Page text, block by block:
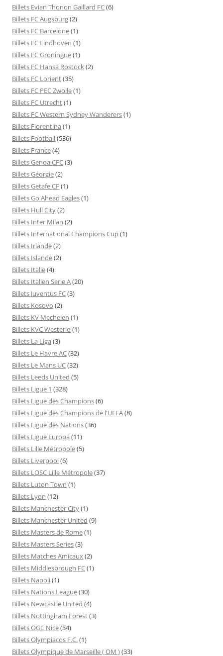
Billets Evian Thonon Gaillard FC(6)
Billets FC Augsburg(2)
Billets FC Barcelone(1)
Billets FC Eindhoven (1)
Billets FC Groningue(1)
Billets FC Hansa Rostock(2)
Billets FC Lorient(35)
Billets FC PEC Zwolle(1)
Billets FC Utrecht(1)
Billets FC Western Sydney Wanderers(1)
Billets Fiorentina (1)
Billets Football(536)
Billets France(4)
Billets Genoa CFC(3)
Billets Géorgie(2)
Billets Getafe CF(1)
Billets Go Ahead Eagles(1)
Billets Hull City(2)
Billets Inter Milan (2)
Billets International Champions Cup(1)
Billets Irlande(2)
Billets Islande(2)
Billets Italie(4)
Billets Italien Serie A(20)
Billets Juventus FC(3)
Billets Kosovo (2)
Billets KV Mechelen (1)
Billets KVC Westerlo (1)
Billets La Liga (3)
Billets Le Havre AC(32)
Billets Le Mans UC(32)
Billets Leeds United (5)
Billets Ligue 1 (328)
Billets Ligue des Champions(6)
Billets Ligue des Champions de l'UEFA(8)
Billets Ligue des Nations(36)
Billets Ligue Europa (11)
Billets Lille Métropole(5)
Billets Liverpool(6)
Billets LOSC Lille Métropole(37)
Billets Luton Town (1)
Billets Lyon (12)
Billets Manchester City(1)
Billets Manchester United (9)
Billets Masters de Rome(1)
Billets Masters Series(3)
Billets Matches Amicaux(2)
Billets Middlesbrough FC(1)
Billets Napoli(1)
Billets Nations League(30)
Billets Newcastle United (4)
Billets Nottingham Forest(3)
Billets OGC Nice(34)
Billets Olympiacos F.C.(1)
Billets Olympique de Marseille ( OM )(33)